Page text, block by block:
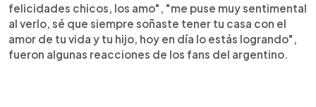
felicidades chicos, los amo", "me puse muy sentimental
al verlo, sé que siempre soñaste tener tu casa con el
amor de tu vida y tu hijo, hoy en día lo estás logrando",
fueron algunas reacciones de los fans del argentino.